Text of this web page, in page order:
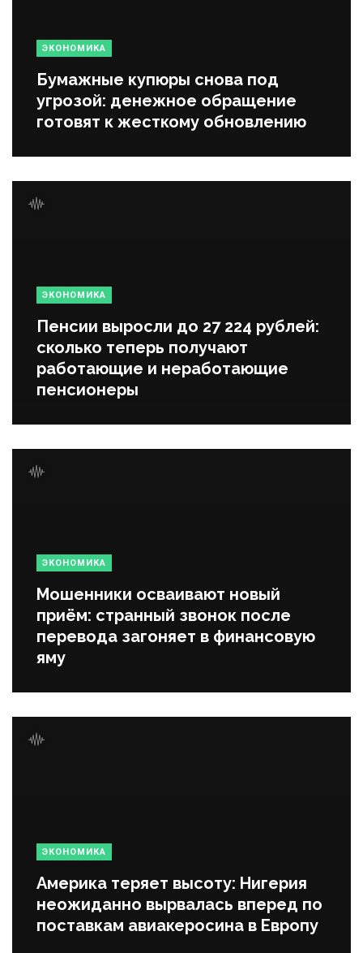
ЭКОНОМИКА
Бумажные купюры снова под
угрозой: денежное обращение
готовят к жесткому обновлению
ЭКОНОМИКА
Пенсии выросли до 27 224 рублей:
сколько теперь получают
работающие и неработающие
пенсионеры
ЭКОНОМИКА
Мошенники осваивают новый
приём: странный звонок после
перевода загоняет в финансовую
яму
ЭКОНОМИКА
Америка теряет высоту: Нигерия
неожиданно вырвалась вперед по
поставкам авиакеросина в Европу